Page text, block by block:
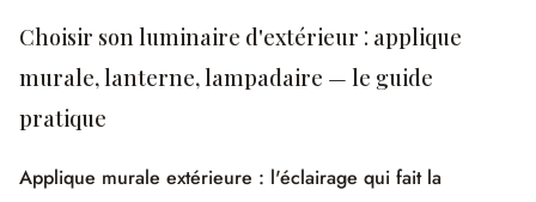
Choisir son luminaire d'extérieur : applique
murale, lanterne, lampadaire — le guide
pratique
Applique murale extérieure : l'éclairage qui fait la